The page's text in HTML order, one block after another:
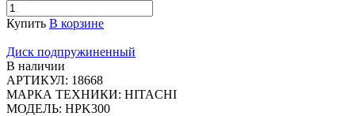
Купить В корзине
Диск подпружиненный
В наличии
АРТИКУЛ: 18668
МАРКА ТЕХНИКИ: HITACHI
МОДЕЛЬ: HPK300